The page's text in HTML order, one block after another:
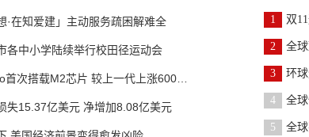
·在知爱建」主动服务疏困解难全
各中小学陆续举行校田径运动会
苹果新一代iPad Pro首次搭载M2芯片 较上一代上涨600元起
失15.37亿美元 净增加8.08亿美元
1 双11
2 全球
3 环球
4 全
5 全球